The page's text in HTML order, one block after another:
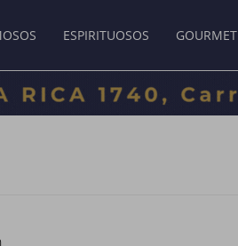
ESPIRITUOSOS GOURMET